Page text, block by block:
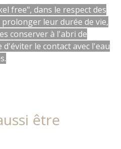
free", dans le respect des
leur durée de vie,
conserver à l'abri de
le contact avec l'eau
être